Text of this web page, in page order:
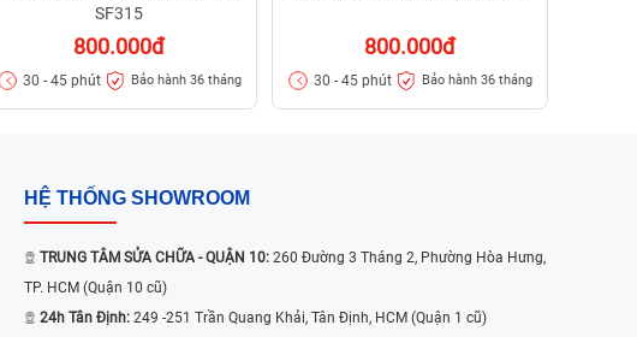
SF315
800.000đ
30 - 45 phút Bảo hành 36 tháng
800.000đ
30 - 45 phút Bảo hành 36 tháng
HỆ THỐNG SHOWROOM
TRUNG TÂM SỬA CHỮA - QUẬN 10: 260 Đường 3 Tháng 2, Phường Hòa Hưng,
TP. HCM (Quận 10 cũ)
24h Tân Định: 249 -251 Trần Quang Khải, Tân Định, HCM (Quận 1 cũ)